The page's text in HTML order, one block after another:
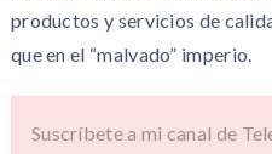
productos y servicios de
que en el “malvado” imperio.
Suscríbete a mi canal de